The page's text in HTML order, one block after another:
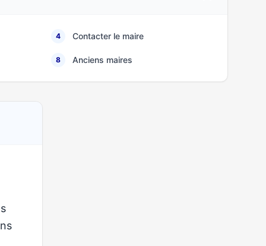
4 Contacter le maire
8 Anciens maires